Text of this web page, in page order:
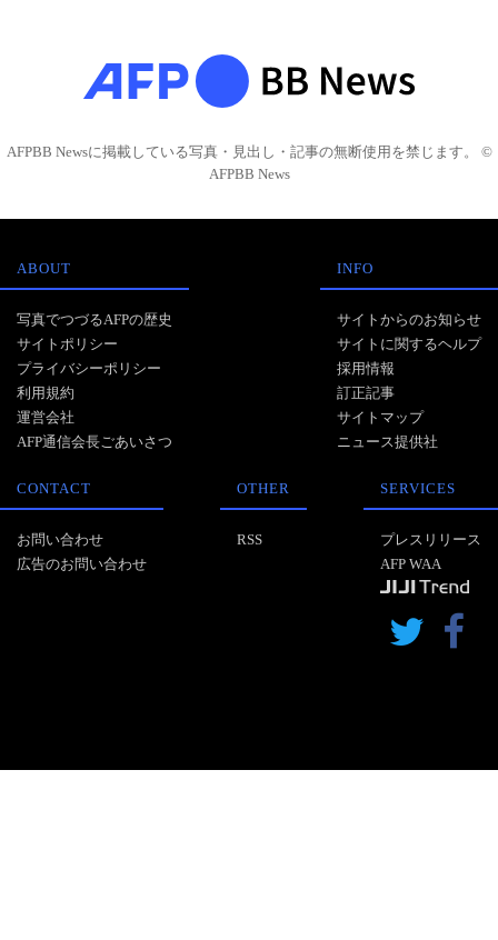
AFPBB Newsに掲載している写真・見出し・記事の無断使用を禁じます。 ©
AFPBB News
ABOUT
写真でつづるAFPの歴史
サイトポリシー
プライバシーポリシー
利用規約
運営会社
AFP通信会長ごあいさつ
INFO
サイトからのお知らせ
サイトに関するヘルプ
採用情報
訂正記事
サイトマップ
ニュース提供社
CONTACT
お問い合わせ
広告のお問い合わせ
OTHER
RSS
SERVICES
プレスリリース
AFP WAA